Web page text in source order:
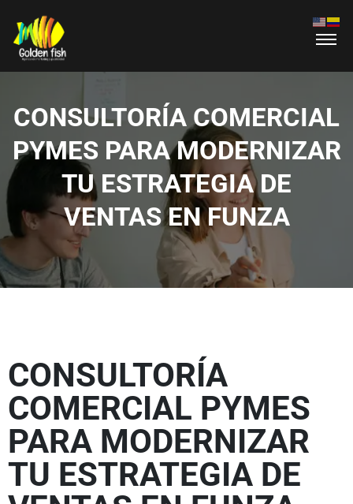
CONSULTORÍA COMERCIAL
PYMES PARA MODERNIZAR
TU ESTRATEGIA DE
VENTAS EN FUNZA
CONSULTORÍA
COMERCIAL PYMES
PARA MODERNIZAR
TU ESTRATEGIA DE